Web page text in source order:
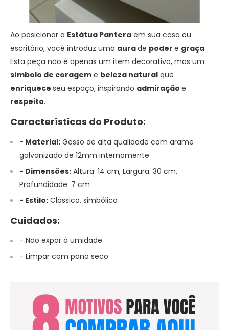
Ao posicionar a Estátua Pantera em sua casa ou
escritório, você introduz uma aurade poder e graça.
Esta peça não é apenas um item decorativo, mas um
símbolo de coragem e beleza natural que
enriquece seu espaço, inspirando admiração e
respeito.
Características do Produto:
- Material: Gesso de alta qualidade com arame
galvanizado de 12mm internamente
- Dimensões: Altura: 14 cm, Largura: 30 cm,
Profundidade: 7 cm
- Estilo: Clássico, simbólico
Cuidados:
- Não expor à umidade
- Limpar com pano seco